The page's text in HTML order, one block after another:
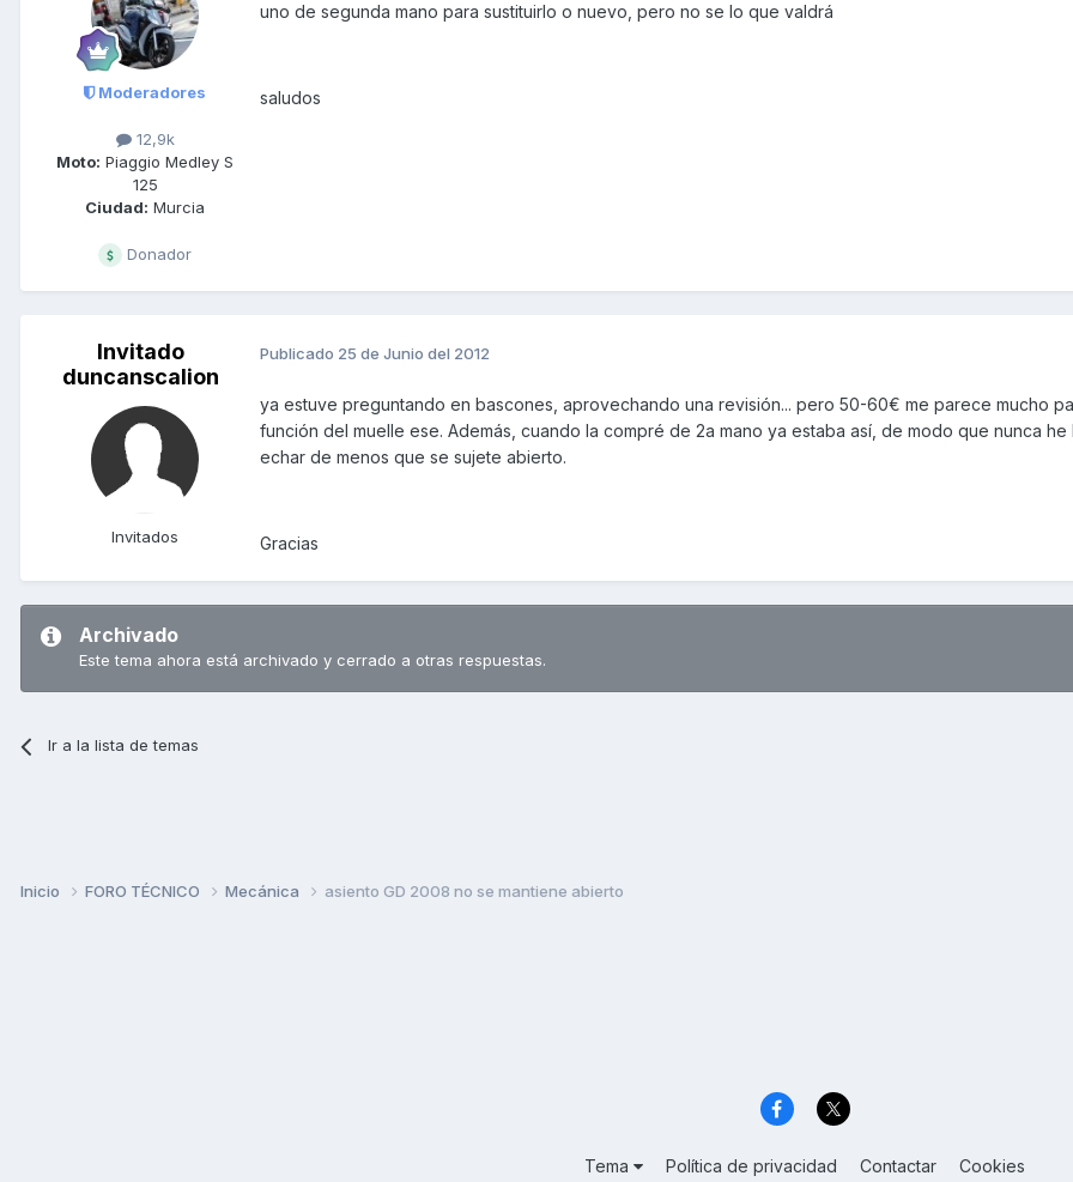
Moderadores
12,9k
Moto: Piaggio Medley S
125
Ciudad: Murcia
Donador
uno de segunda mano para sustituirlo o nuevo, pero no se lo que valdrá
saludos
Invitado
duncanscalion
Invitados
Publicado 25 de Junio del 2012
ya estuve preguntando en bascones, aprovechando una revisión... pero 50-60€ me parece mucho
función del muelle ese. Además, cuando la compré de 2a mano ya estaba así, de modo que nunca he
echar de menos que se sujete abierto.
Gracias
Archivado
Este tema ahora está archivado y cerrado a otras respuestas.
Ir a la lista de temas
Inicio FORO TÉCNICO Mecánica asiento GD 2008 no se mantiene abierto
Tema Política de privacidad Contactar Cookies